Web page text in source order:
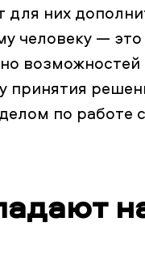
для них
человеку —
принятия
по работе